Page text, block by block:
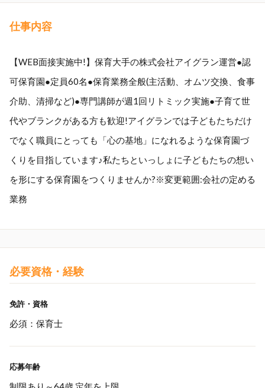
仕事内容
【WEB面接実施中!】保育大手の株式会社アイグラン運営●認
可保育園●定員60名●保育業務全般(主活動、オムツ交換、食事
介助、清掃など)●専門講師が週1回リトミック実施●子育て世
代やブランクがある方も歓迎!アイグランでは子どもたちだけ
でなく職員にとっても「心の基地」になれるような保育園づ
くりを目指しています♪私たちといっしょに子どもたちの想い
を形にする保育園をつくりませんか?※変更範囲:会社の定める
業務
必要資格・経験
免許・資格
必須：保育士
応募年齢